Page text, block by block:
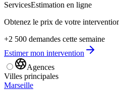
ServicesEstimation en ligne
Obtenez le prix de votre
+2 500 demandes cette semaine
Estimer mon intervention
Agences
Villes principales
Marseille